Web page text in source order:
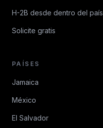
H-2B desde dentro del país
Solicite gratis
PAÍSES
Jamaica
México
El Salvador